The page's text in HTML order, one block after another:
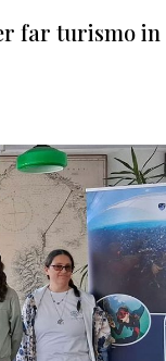
far turismo in